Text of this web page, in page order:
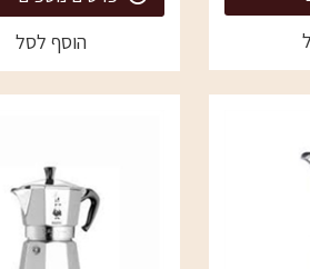
הוסף לסל